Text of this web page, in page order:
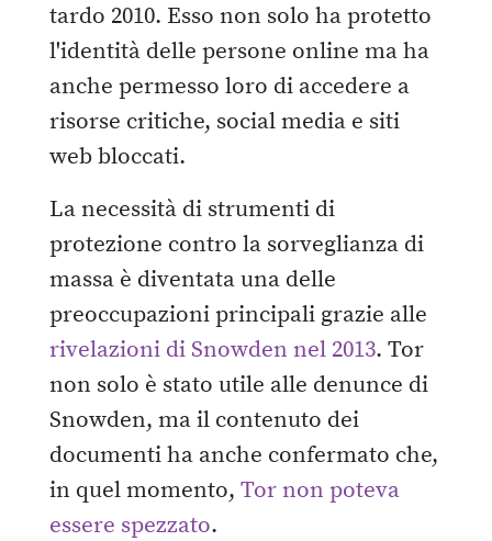
tardo 2010. Esso non solo ha protetto
l'identità delle persone online ma ha
anche permesso loro di accedere a
risorse critiche, social media e siti
web bloccati.
La necessità di strumenti di
protezione contro la sorveglianza di
massa è diventata una delle
preoccupazioni principali grazie alle
rivelazioni di Snowden nel 2013. Tor
non solo è stato utile alle denunce di
Snowden, ma il contenuto dei
documenti ha anche confermato che,
in quel momento, Tor non poteva
essere spezzato.